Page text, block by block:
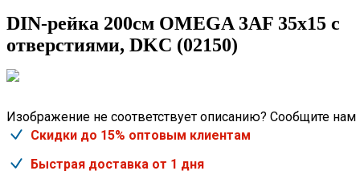
DIN-рейка 200см OMEGA 3AF 35х15 c
отверстиями, DKC (02150)
Изображение не соответствует описанию? Сообщите нам
Скидки до 15% оптовым клиентам
Быстрая доставка от 1 дня